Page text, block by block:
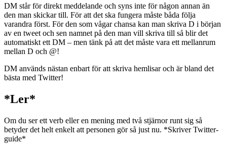
DM står för direkt meddelande och syns inte för någon annan än
den man skickar till. För att det ska fungera måste båda följa
varandra först. För den som vågar chansa kan man skriva D i början
av en tweet och sen namnet på den man vill skriva till så blir det
automatiskt ett DM – men tänk på att det måste vara ett mellanrum
mellan D och @!
DM används nästan enbart för att skriva hemlisar och är bland det
bästa med Twitter!
*Ler*
Om du ser ett verb eller en mening med två stjärnor runt sig så
betyder det helt enkelt att personen gör så just nu. *Skriver Twitter-
guide*